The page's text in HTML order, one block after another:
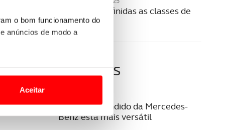
o bom funcionamento do
anúncios de modo a
lhe proporcionar
Aceitar
Como são definidas as classes de
portagens?
Últimas
SUV mais vendido da Mercedes-
Benz está mais versátil